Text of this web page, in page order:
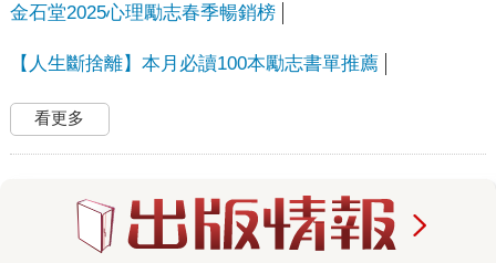
金石堂2025心理勵志春季暢銷榜
【人生斷捨離】本月必讀100本勵志書單推薦
看更多